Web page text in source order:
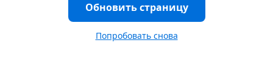
Обновить страницу
Попробовать снова